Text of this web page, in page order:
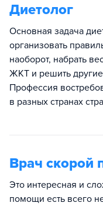
Диетолог
Основная задача
организовать
наоборот, набрать
ЖКТ и решить
Профессия
в разных странах
Врач скорой
Это интересная и
помощи есть всего